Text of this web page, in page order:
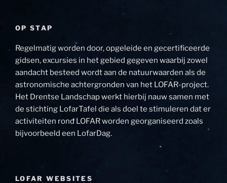
OP STAP
Regelmatig worden door, opgeleide en gecertificeerde
gidsen, excursies in het gebied gegeven waarbij zowel
aandacht besteed wordt aan de natuurwaarden als de
astronomische achtergronden van het LOFAR-project.
Het Drentse Landschap werkt hierbij nauw samen met
de stichting LofarTafel die als doel te stimuleren dat er
activiteiten rond LOFAR worden georganiseerd zoals
bijvoorbeeld een LofarDag.
LOFAR WEBSITES